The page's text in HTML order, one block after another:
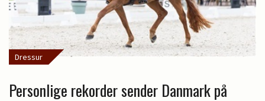
Dressur
Personlige rekorder sender Danmark på